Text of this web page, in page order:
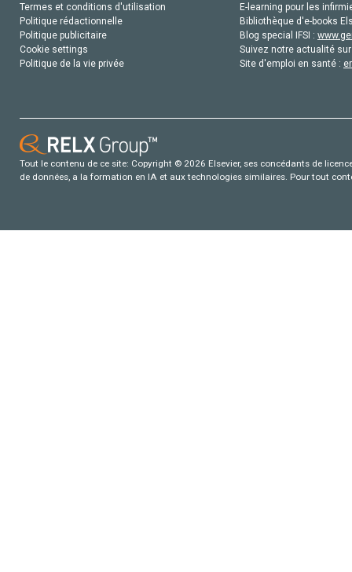
Termes et conditions d'utilisation
Politique rédactionnelle
Politique publicitaire
Cookie settings
Politique de la vie privée
E-learning pour les
Bibliothèque d'e-books
Blog special IFSI :
Suivez notre actualité
Site d'emploi en santé :
Tout le contenu de ce site: Copyright © 2026 Elsevier, ses concédants de
de données, a la formation en IA et aux technologies similaires. Pour tout